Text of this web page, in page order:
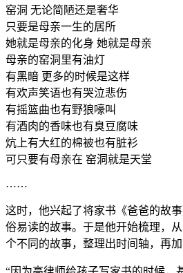
窑洞 无论简陋还是奢华
只要是母亲一生的居所
她就是母亲的化身 她就是母亲
母亲的窑洞里有油灯
有黑暗 更多的时候是这样
有欢声笑语也有哭泣悲伤
有摇篮曲也有野狼嚎叫
有酒肉的香味也有臭豆腐味
炕上有大红的棉被也有脏衫
可只要有母亲在 窑洞就是天堂
……
这时，他兴起了将家书《爸爸的故
俗易读的故事。于是他开始梳理，
个不同的故事，整理出时间轴，再加